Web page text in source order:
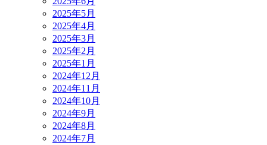
2025年5月
2025年4月
2025年3月
2025年2月
2025年1月
2024年12月
2024年11月
2024年10月
2024年9月
2024年8月
2024年7月